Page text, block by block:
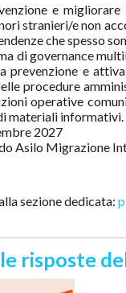
e
stranieri/e non
che spesso
di governance
prevenzione e
procedure
operative
materiali informativi.
2027
Asilo Migrazione
sezione dedicata:
risposte